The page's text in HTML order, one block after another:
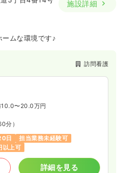
施設詳細
ムな環境です♪
訪問看護
10.0〜20.0万円
分）
日
担当業務未経験可
以上可
詳細を見る